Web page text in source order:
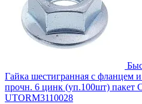
Гайка шестигранная с фланцем
прочн. 6 цинк (уп.100шт)
UTORM3110028